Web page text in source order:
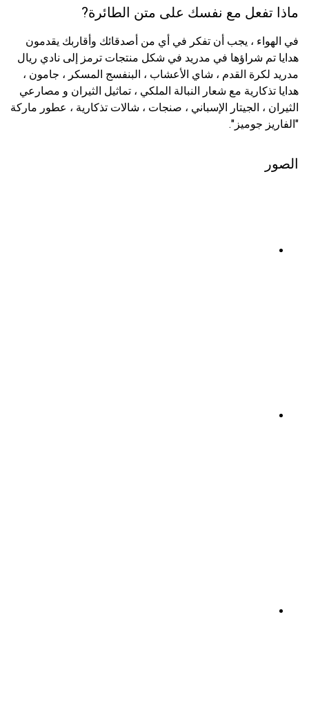
ماذا تفعل مع نفسك على متن الطائرة?
في الهواء ، يجب أن تفكر في أي من أصدقائك وأقاربك يقدمون
هدايا تم شراؤها في مدريد في شكل منتجات ترمز إلى نادي ريال
مدريد لكرة القدم ، شاي الأعشاب ، البنفسج المسكر ، جامون ،
هدايا تذكارية مع شعار النبالة الملكي ، تماثيل الثيران و مصارعي
الثيران ، الجيتار الإسباني ، صنجات ، شالات تذكارية ، عطور ماركة
"الفاريز جوميز".
الصور